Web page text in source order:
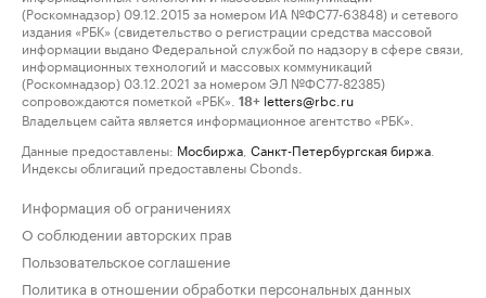
(Роскомнадзор) 09.12.2015 за номером ИА №ФС77-63848) и сетевого
издания «РБК» (свидетельство о регистрации средства массовой
информации выдано Федеральной службой по надзору в сфере связи,
информационных технологий и массовых коммуникаций
(Роскомнадзор) 03.12.2021 за номером ЭЛ №ФС77-82385)
сопровождаются пометкой «РБК».
18+ letters@rbc.ru
Владельцем сайта является информационное агентство «РБК».
Данные предоставлены: Мосбиржа Санкт-Петербургская биржа
Индексы облигаций предоставлены Cbonds.
Информация об ограничениях
О соблюдении авторских прав
Пользовательское соглашение
Политика в отношении обработки персональных данных